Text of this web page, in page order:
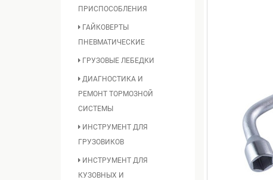
ПРИСПОСОБЛЕНИЯ
ГАЙКОВЕРТЫ
ПНЕВМАТИЧЕСКИЕ
ГРУЗОВЫЕ ЛЕБЕДКИ
ДИАГНОСТИКА И
РЕМОНТ ТОРМОЗНОЙ
СИСТЕМЫ
ИНСТРУМЕНТ ДЛЯ
ГРУЗОВИКОВ
ИНСТРУМЕНТ ДЛЯ
КУЗОВНЫХ И